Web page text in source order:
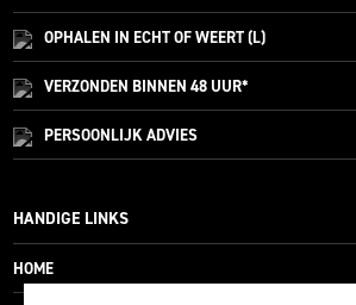
OPHALEN IN ECHT OF WEERT (L)
VERZONDEN BINNEN 48 UUR*
PERSOONLIJKADVIES
HANDIGE LINKS
HOME